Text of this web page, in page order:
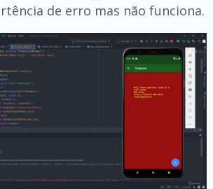
de erro mas não funciona.